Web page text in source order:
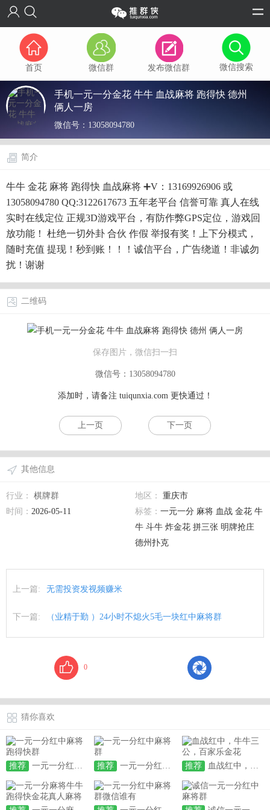
首页 微信群 发布微信群 微信搜索
手机一元一分金花 牛牛 血战麻将 跑得快 德州
俩人一房
微信号： 13058094780
简介
牛牛 金花 麻将 跑得快 血战麻将 ➕V：13169926906 或
13058094780 QQ:3122617673 五年老平台 信誉可靠 真人在线
实时在线定位 正规3D游戏平台，有防作弊GPS定位，游戏回
放功能！ 杜绝一切外卦 合伙 作假 举报有奖！上下分模式，
随时充值 提现！秒到账！！！诚信平台，广告绕道！非诚勿
扰！谢谢
二维码
保存图片，微信扫一扫
微信号：13058094780
添加时，请备注 tuiqunxia.com更快通过！
上一页 下一页
其他信息
行业： 棋牌群 地区：
重庆市
时间： 2026-05-11 标签： 一元一分 麻将 血战 金花 牛
牛 斗牛 炸金花 拼三张 明牌抢庄
德州扑克
上一篇: 无需投资发视频赚米
下一篇: （业精于勤 ）24小时不熄火5毛一块红中麻将群
0
猜你喜欢
推荐 一元一分红中麻将跑得快群 推荐 一元一分红中麻将群 推荐 血战红中，牛牛三公，百家乐金花